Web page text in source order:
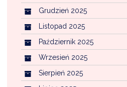
Grudzień 2025
Listopad 2025
Październik 2025
Wrzesień 2025
Sierpień 2025